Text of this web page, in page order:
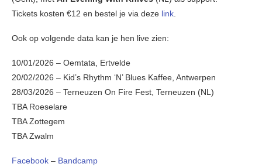
Tickets kosten €12 en bestel je via deze link.
Ook op volgende data kan je hen live zien:
10/01/2026 – Oemtata, Ertvelde
20/02/2026 – Kid’s Rhythm ‘N’ Blues Kaffee, Antwerpen
28/03/2026 – Terneuzen On Fire Fest, Terneuzen (NL)
TBA Roeselare
TBA Zottegem
TBA Zwalm
Facebook – Bandcamp